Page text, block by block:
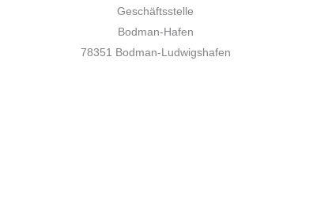
Geschäftsstelle
Bodman-Hafen
78351 Bodman-Ludwigshafen